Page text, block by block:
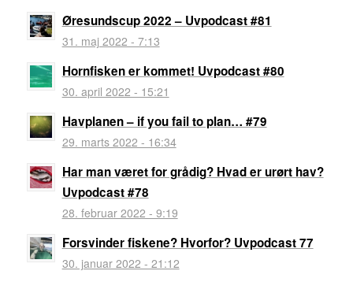
Øresundscup 2022 – Uvpodcast #81
31. maj 2022 - 7:13
Hornfisken er kommet! Uvpodcast #80
30. april 2022 - 15:21
Havplanen – if you fail to plan… #79
29. marts 2022 - 16:34
Har man været for grådig? Hvad er urørt hav?
Uvpodcast #78
28. februar 2022 - 9:19
Forsvinder fiskene? Hvorfor? Uvpodcast 77
30. januar 2022 - 21:12